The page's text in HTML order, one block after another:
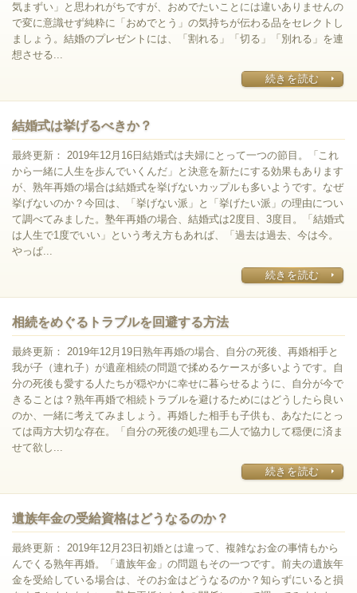
気まずい」と思われがちですが、おめでたいことには違いありませんの
で変に意識せず純粋に「おめでとう」の気持ちが伝わる品をセレクトし
ましょう。結婚のプレゼントには、「割れる」「切る」「別れる」を連
想させる...
続きを読む
結婚式は挙げるべきか？
最終更新： 2019年12月16日結婚式は夫婦にとって一つの節目。「これ
から一緒に人生を歩んでいくんだ」と決意を新たにする効果もあります
が、熟年再婚の場合は結婚式を挙げないカップルも多いようです。なぜ
挙げないのか？今回は、「挙げない派」と「挙げたい派」の理由につい
て調べてみました。塾年再婚の場合、結婚式は2度目、3度目。「結婚式
は人生で1度でいい」という考え方もあれば、「過去は過去、今は今。
やっぱ...
続きを読む
相続をめぐるトラブルを回避する方法
最終更新： 2019年12月19日熟年再婚の場合、自分の死後、再婚相手と
我が子（連れ子）が遺産相続の問題で揉めるケースが多いようです。自
分の死後も愛する人たちが穏やかに幸せに暮らせるように、自分が今で
きることは？熟年再婚で相続トラブルを避けるためにはどうしたら良い
のか、一緒に考えてみましょう。再婚した相手も子供も、あなたにとっ
ては両方大切な存在。「自分の死後の処理も二人で協力して穏便に済ま
せて欲し...
続きを読む
遺族年金の受給資格はどうなるのか？
最終更新： 2019年12月23日初婚とは違って、複雑なお金の事情もから
んでくる熟年再婚。「遺族年金」の問題もその一つです。前夫の遺族年
金を受給している場合は、そのお金はどうなるのか？知らずにいると損